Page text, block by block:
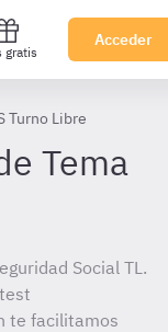
gratis
Acceder
Turno Libre
Tema
Social TL.
te facilitamos